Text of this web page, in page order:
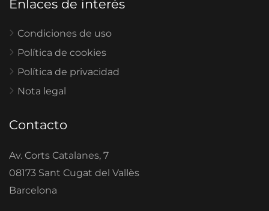
Enlaces de interés
Condiciones de uso
Política de cookies
Política de privacidad
Nota legal
Contacto
Av. Corts Catalanes, 7
08173 Sant Cugat del Vallès
Barcelona